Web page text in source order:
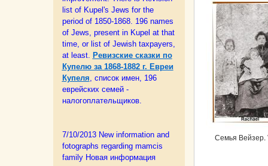
Семья Вейзер.
list of Kupel's Jews for the
period of 1850-1868. 196 names
of Jews, present in Kupel at that
time, or list of Jewish taxpayers,
at least. Ревизские сказки по
Купелю за 1868-1882 г. Евреи
Купеля, список имен, 196
еврейских семей -
налогоплательщиков.
7/10/2013 New information and
fotographs regarding mamcis
family Новая информация